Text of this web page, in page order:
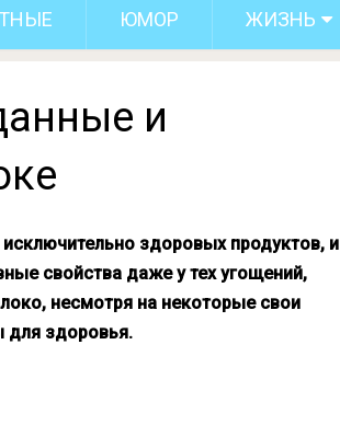
ЮМОР ЖИЗНЬ
и
здоровых продуктов, и
свойства даже у тех угощений,
несмотря на некоторые свои
для здоровья.